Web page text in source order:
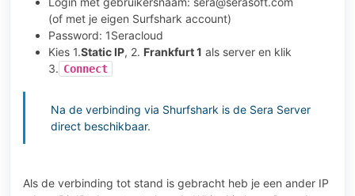
(of met je eigen Surfshark account)
Password: 1Seracloud
Kies 1.Static IP, 2. Frankfurt 1 als server en klik
3. Connect
Na de verbinding via Shurfshark is de Sera Server
direct beschikbaar.
Als de verbinding tot stand is gebracht heb je een ander IP